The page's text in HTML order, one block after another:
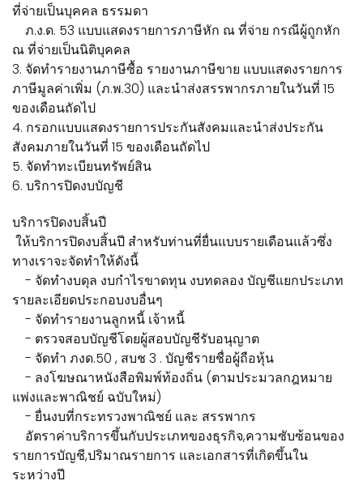
ที่จ่ายเป็นบุคคล ธรรมดา
ภ.ง.ด. 53 แบบแสดงรายการภาษีหัก ณ ที่จ่าย กรณีผู้ถูกหัก
ณ ที่จ่ายเป็นนิติบุคคล
3. จัดทำรายงานภาษีซื้อ รายงานภาษีขาย แบบแสดงรายการ
ภาษีมูลค่าเพิ่ม (ภ.พ.30) และนำส่งสรรพากรภายในวันที่ 15
ของเดือนถัดไป
4. กรอกแบบแสดงรายการประกันสังคมและนำส่งประกัน
สังคมภายในวันที่ 15 ของเดือนถัดไป
5. จัดทำทะเบียนทรัพย์สิน
6. บริการปิดงบบัญชี
บริการปิดงบสิ้นปี
ให้บริการปิดงบสิ้นปี สำหรับท่านที่ยื่นแบบรายเดือนแล้วซึ่ง
ทางเราจะจัดทำให้ดังนี้
- จัดทำงบดุล งบกำไรขาดทุน งบทดลอง บัญชีแยกประเภท
รายละเอียดประกอบงบอื่นๆ
- จัดทำรายงานลูกหนี้ เจ้าหนี้
- ตรวจสอบบัญชีโดยผู้สอบบัญชีรับอนุญาต
- จัดทำ ภงด.50 , สบช 3 . บัญชีรายชื่อผู้ถือหุ้น
- ลงโฆษณาหนังสือพิมพ์ท้องถิ่น (ตามประมวลกฎหมาย
แพ่งและพาณิชย์ ฉบับใหม่)
- ยื่นงบที่กระทรวงพาณิชย์ และ สรรพากร
อัตราค่าบริการขึ้นกับประเภทของธุรกิจ,ความซับซ้อนของ
รายการบัญชี,ปริมาณรายการ และเอกสารที่เกิดขึ้นใน
ระหว่างปี